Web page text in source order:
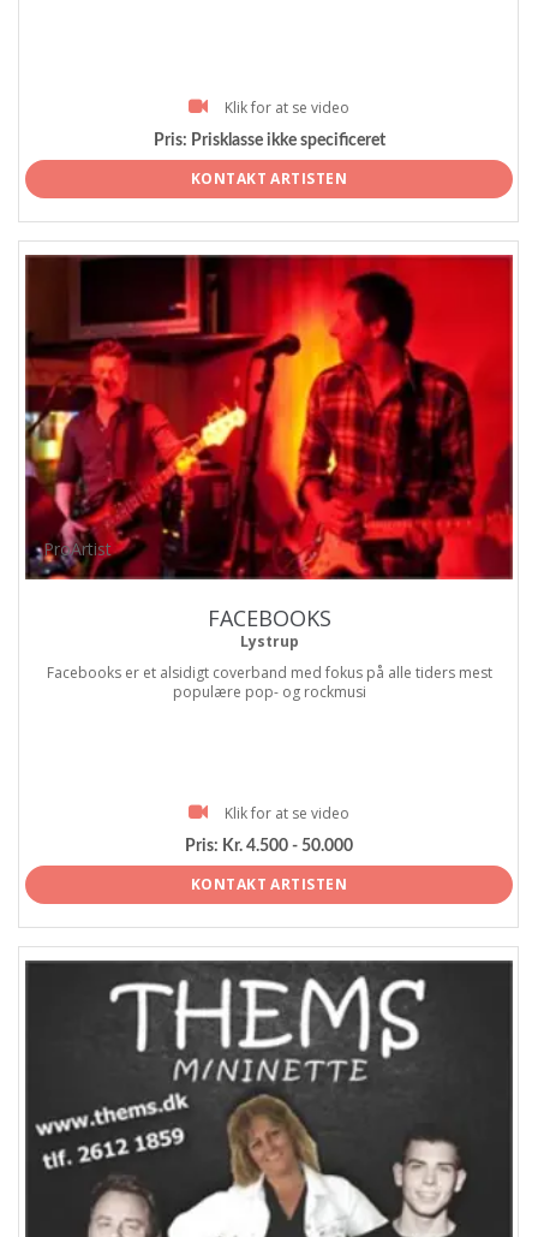
Klik for at se video
Pris: Prisklasse ikke specificeret
KONTAKT ARTISTEN
ProArtist
FACEBOOKS
Lystrup
Facebooks er et alsidigt coverband med fokus på alle tiders mest
populære pop- og rockmusi
Klik for at se video
Pris: Kr. 4.500 - 50.000
KONTAKT ARTISTEN